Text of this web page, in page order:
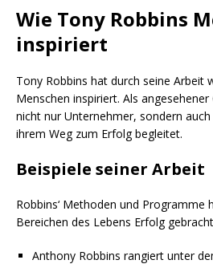
Wie Tony Robbins
inspiriert
Tony Robbins hat durch seine Arbeit
Menschen inspiriert. Als
nicht nur Unternehmer, sondern
ihrem Weg zum Erfolg begleitet.
Beispiele seiner Arbeit
Robbins‘ Methoden und Programme
Bereichen des Lebens Erfolg
Anthony Robbins rangiert unter